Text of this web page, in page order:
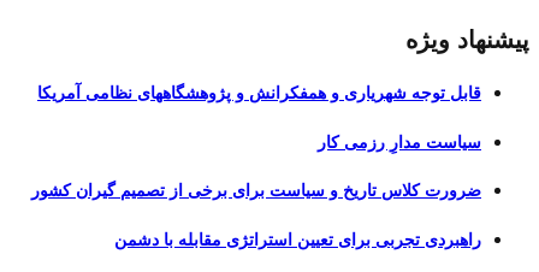
پیشنهاد ویژه
قابل توجه شهریاری و همفکرانش و پژوهشگاههای نظامی آمریکا
سیاست مدارِ رزمی کار
ضرورت کلاس تاریخ و سیاست برای برخی از تصمیم گیران کشور
راهبردی تجربی برای تعیین استراتژی مقابله با دشمن